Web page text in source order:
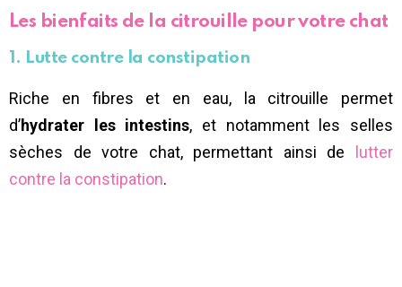
Les bienfaits de la citrouille pour votre chat
1. Lutte contre la constipation
Riche en fibres et en eau, la citrouille permet
d’hydrater les intestins, et notamment les selles
sèches de votre chat, permettant ainsi de
lutter
contre la constipation.